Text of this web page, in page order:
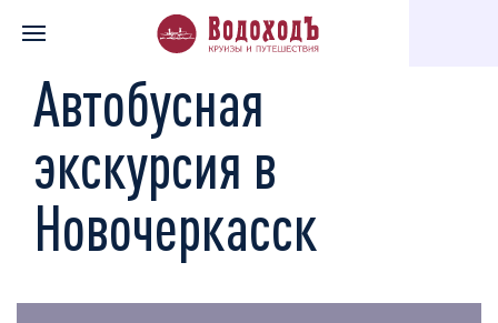
Главная Каталог экскурсий По святым местам
Автобусная
экскурсия в
Новочеркасск